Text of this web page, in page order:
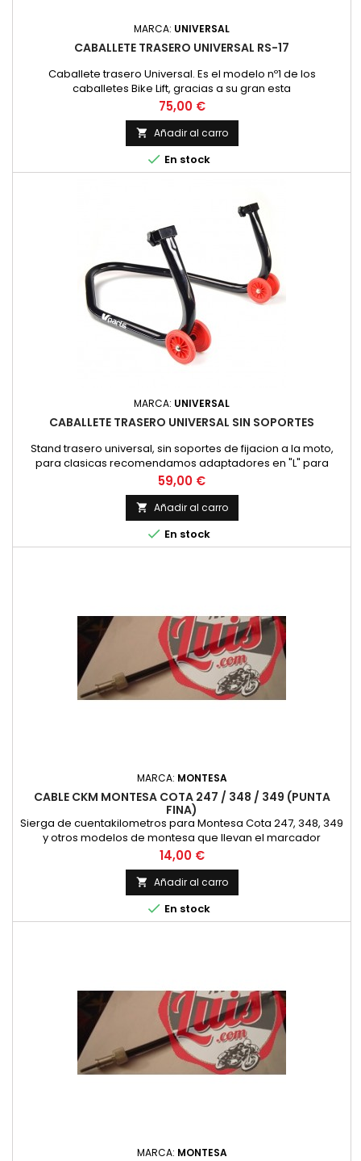
MARCA: UNIVERSAL
CABALLETE TRASERO UNIVERSAL RS-17
Caballete trasero Universal. Es el modelo nº1 de los
caballetes Bike Lift, gracias a su gran esta
Precio
75,00 €
 Añadir al carro
 En stock
MARCA: UNIVERSAL
CABALLETE TRASERO UNIVERSAL SIN SOPORTES
Stand trasero universal, sin soportes de fijacion a la moto,
para clasicas recomendamos adaptadores en "L" para
levantar la moto por el basculantel Color: negro
Precio
59,00 €
 Añadir al carro
 En stock
MARCA: MONTESA
CABLE CKM MONTESA COTA 247 / 348 / 349 (PUNTA
FINA)
Sierga de cuentakilometros para Montesa Cota 247, 348, 349
y otros modelos de montesa que llevan el marcador
colocado en la botella de la suspension. Nueva
Precio
14,00 €
 Añadir al carro
 En stock
MARCA: MONTESA